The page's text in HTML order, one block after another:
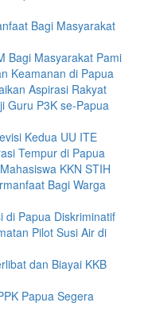
Bagi Masyarakat
Bagi Masyarakat Pami
Keamanan di Papua
Aspirasi Rakyat
Guru P3K se-Papua
Kedua UU ITE
Tempur di Papua
KKN STIH
Bagi Warga
di Papua Diskriminatif
Pilot Susi Air di
dan Biayai KKB
Papua Segera